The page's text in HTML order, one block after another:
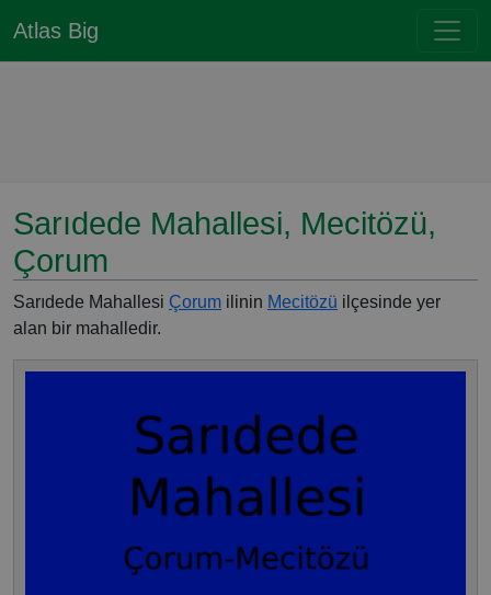
Atlas Big
Sarıdede Mahallesi, Mecitözü,
Çorum
Sarıdede Mahallesi Çorum ilinin Mecitözü ilçesinde yer
alan bir mahalledir.